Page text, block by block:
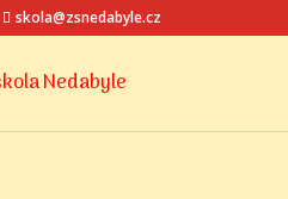
skola@zsnedabyle.cz